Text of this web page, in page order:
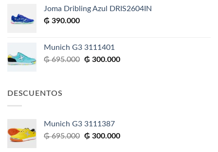
Joma Dribling Azul DRIS2604IN
₲ 390.000
Munich G3 3111401
₲695.000 El
₲ 300.000El
DESCUENTOS
Munich G3 3111387
₲695.000 El
₲ 300.000El